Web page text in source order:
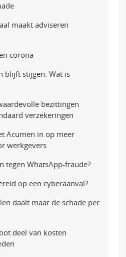
maakt adviseren
corona
blijft stijgen. Wat is
bezittingen
verzekeringen
Acumen in op meer
werkgevers
tegen WhatsApp-fraude?
op een cyberaanval?
daalt maar de schade per
deel van kosten